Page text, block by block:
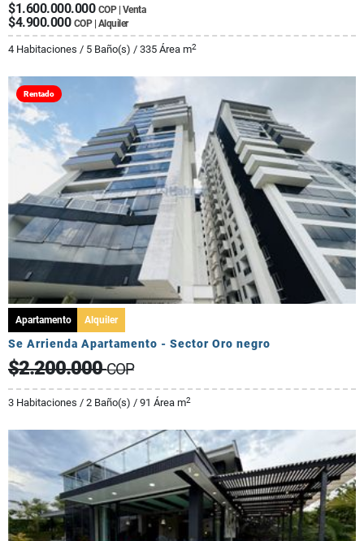
$1.600.000.000 COP | Venta
$4.900.000 COP | Alquiler
4 Habitaciones / 5 Baño(s) / 335 Área m2
Rentado
Apartamento Alquiler
Se Arrienda Apartamento - Sector Oro negro
$2.200.000COP
3 Habitaciones / 2 Baño(s) / 91 Área m2